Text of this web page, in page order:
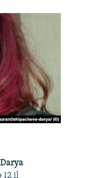
Darya
12 il